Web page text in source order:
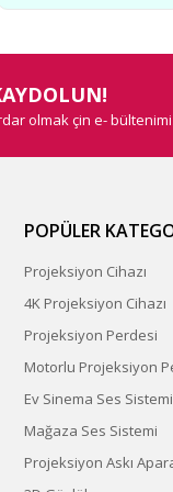
olmak çin e-
POPÜLER
Projeksiyon Cihazı
4K Projeksiyon Cihazı
Projeksiyon Perdesi
Motorlu Projeksiyon
Ev Sinema Ses Sistemi
Mağaza Ses Sistemi
Projeksiyon Askı